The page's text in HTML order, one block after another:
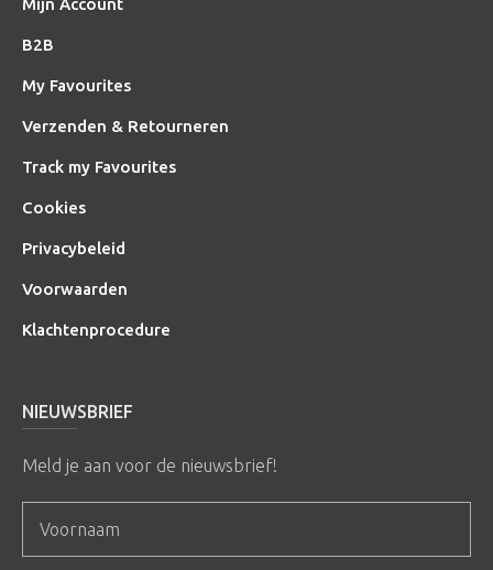
Mijn Account
B2B
My Favourites
Verzenden & Retourneren
Track my Favourites
Cookies
Privacybeleid
Voorwaarden
Klachtenprocedure
NIEUWSBRIEF
Meld je aan voor de nieuwsbrief!